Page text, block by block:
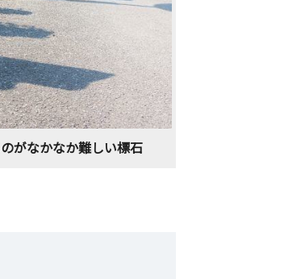
がなかなか難しい標石